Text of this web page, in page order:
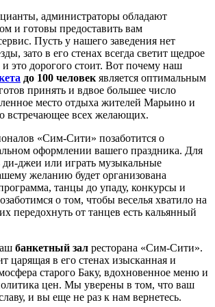
администраторы обладают
и готовы предоставить вам
Пусть у нашего заведения нет
зато в его стенах всегда светит щедрое
и это дорогого стоит. Вот почему наш
до 100 человек является оптимальным
принять и вдвое большее число
место отдыха жителей Марьино и
встречающее всех желающих.
«Сим-Сити» позаботится о
оформлении вашего праздника. Для
ди-джеи или играть музыкальные
желанию будет организована
танцы до упаду, конкурсы и
о том, чтобы веселья хватило на
передохнуть от танцев есть кальянный
банкетный зал ресторана «Сим-Сити».
царящая в его стенах изысканная и
старого Баку, вдохновенное меню и
цен. Мы уверены в том, что ваш
и вы еще не раз к нам вернетесь.